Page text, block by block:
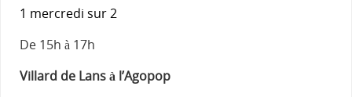
1 mercredi sur 2
De 15h à 17h
Villard de Lans à l’Agopop